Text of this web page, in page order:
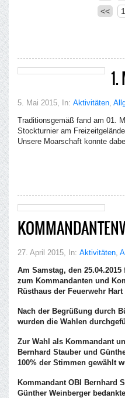
<<
1
1.
5. Mai 2015, In: Aktivitäten,
Traditionsgemäß fand am 01.
Stockturnier am
Unsere Moarschaft konnte
27. April 2015, In: Aktivitäten,
Am Samstag, den
zum Kommandanten und
Rüsthaus der Feuerwehr Hart
Nach der Begrüßung durch
wurden die Wahlen
Zur Wahl als Kommandant
Bernhard Stauber und
100% der Stimmen gewählt
Kommandant OBI Bernhard
Günther Weinberger